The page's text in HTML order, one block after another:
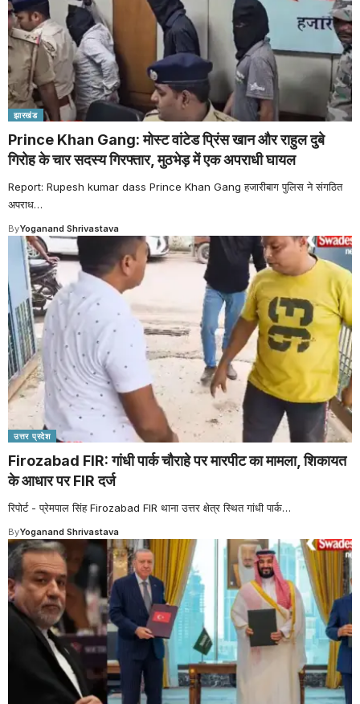
झारखंड
Prince Khan Gang: मोस्ट वांटेड प्रिंस खान और राहुल दुबे
गिरोह के चार सदस्य गिरफ्तार, मुठभेड़ में एक अपराधी घायल
Report: Rupesh kumar dass Prince Khan Gang हजारीबाग पुलिस ने संगठित
अपराध…
ByYoganand Shrivastava
उत्तर प्रदेश
Firozabad FIR: गांधी पार्क चौराहे पर मारपीट का मामला, शिकायत
के आधार पर FIR दर्ज
रिपोर्ट - प्रेमपाल सिंह Firozabad FIR थाना उत्तर क्षेत्र स्थित गांधी पार्क…
ByYoganand Shrivastava